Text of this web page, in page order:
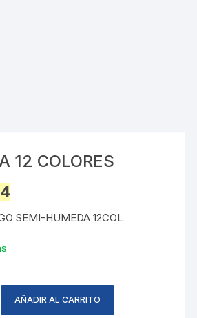
12 COLORES
price
L22.64.
SEMI-HUMEDA 12COL
AÑADIR AL CARRITO